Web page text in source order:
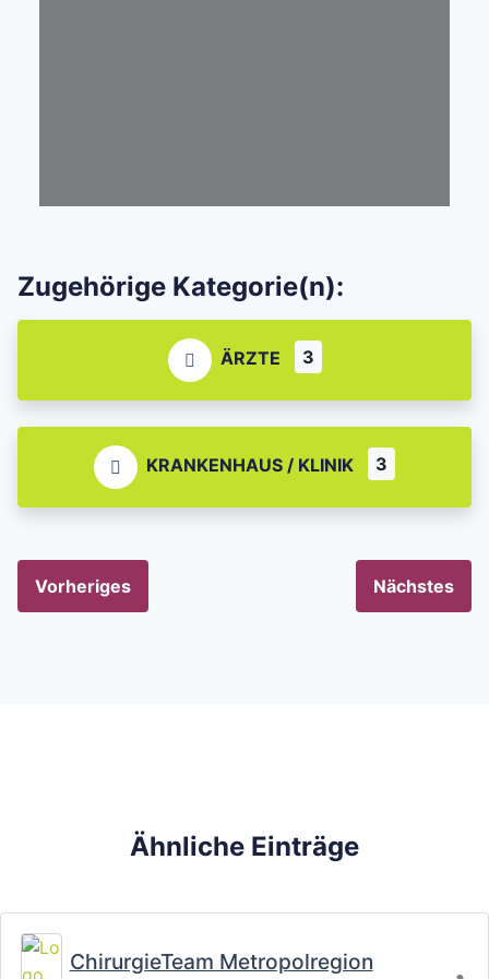
Zugehörige Kategorie(n):
ÄRZTE 3
KRANKENHAUS / KLINIK 3
Vorheriges Nächstes
Ähnliche Einträge
ChirurgieTeam Metropolregion